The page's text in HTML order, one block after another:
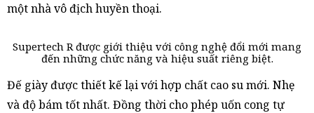
một nhà vô địch huyền thoại.
Supertech R được giới thiệu với công nghệ đổi mới mang
đến những chức năng và hiệu suất riêng biệt.
Đế giày được thiết kế lại với hợp chất cao su mới. Nhẹ
và độ bám tốt nhất. Đồng thời cho phép uốn cong tự